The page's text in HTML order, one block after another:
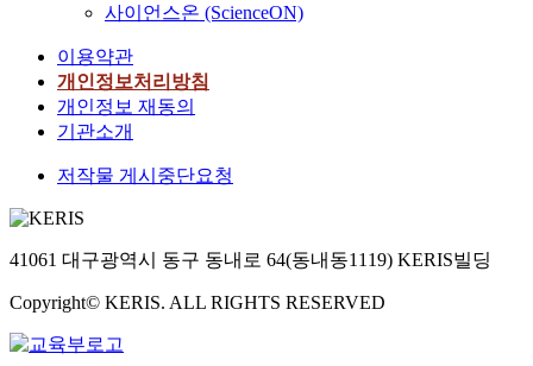
사이언스온 (ScienceON)
이용약관
개인정보처리방침
개인정보 재동의
기관소개
저작물 게시중단요청
41061 대구광역시 동구 동내로 64(동내동1119) KERIS빌딩
Copyright© KERIS. ALL RIGHTS RESERVED